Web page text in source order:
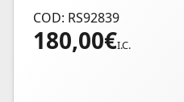
COD: RS92839
180,00€I.C.